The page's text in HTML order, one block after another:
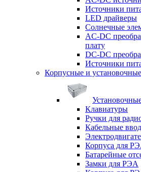
Источники
LED драйверы
Солнечные
AC-DC
плату
DC-DC
Источники
Корпусные и
Клавиатуры
Ручки для
Кабельные
Корпуса для
Батарейные
Замки для РЭА